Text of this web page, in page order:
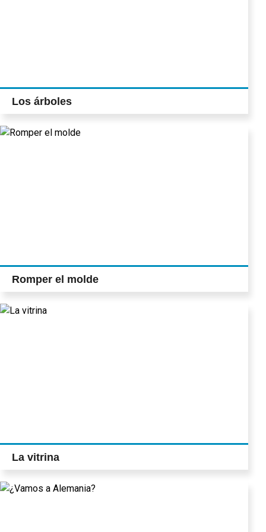
Los árboles
Romper el molde
La vitrina